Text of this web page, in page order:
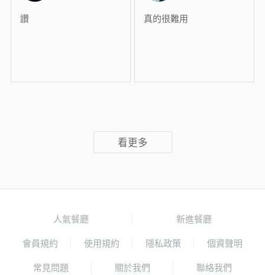
讚 真的很難用
看更多
人氣餐廳 新進餐廳
會員規約 使用規約 隱私政策 個資聲明
常見問題 關於我們 聯絡我們